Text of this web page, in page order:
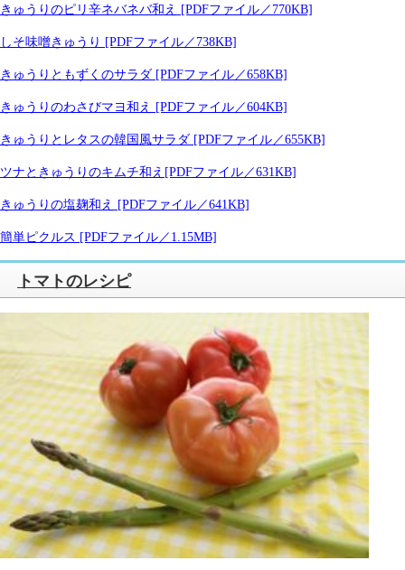
きゅうりのピリ辛ネバネバ和え [PDFファイル／770KB]
しそ味噌きゅうり [PDFファイル／738KB]
きゅうりともずくのサラダ [PDFファイル／658KB]
きゅうりのわさびマヨ和え [PDFファイル／604KB]
きゅうりとレタスの韓国風サラダ [PDFファイル／655KB]
ツナときゅうりのキムチ和え [PDFファイル／631KB]
きゅうりの塩麹和え [PDFファイル／641KB]
簡単ピクルス [PDFファイル／1.15MB]
トマトのレシピ